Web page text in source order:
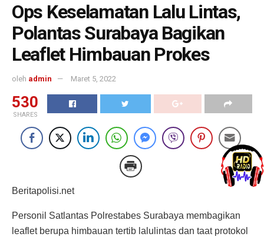
Ops Keselamatan Lalu Lintas,
Polantas Surabaya Bagikan
Leaflet Himbauan Prokes
oleh admin Maret 5, 2022
530
SHARES
Beritapolisi.net
Personil Satlantas Polrestabes Surabaya membagikan
leaflet berupa himbauan tertib lalulintas dan taat protokol